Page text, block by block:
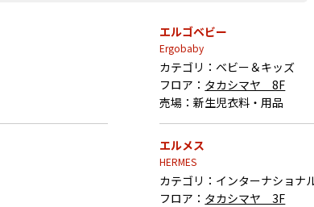
エルゴベビー
Ergobaby
カテゴリ： ベビー＆キッズ
フロア： タカシマヤ 8F
売場：新生児衣料・用品
エルメス
HERMES
カテゴリ： インターナショナ
フロア： タカシマヤ 3F